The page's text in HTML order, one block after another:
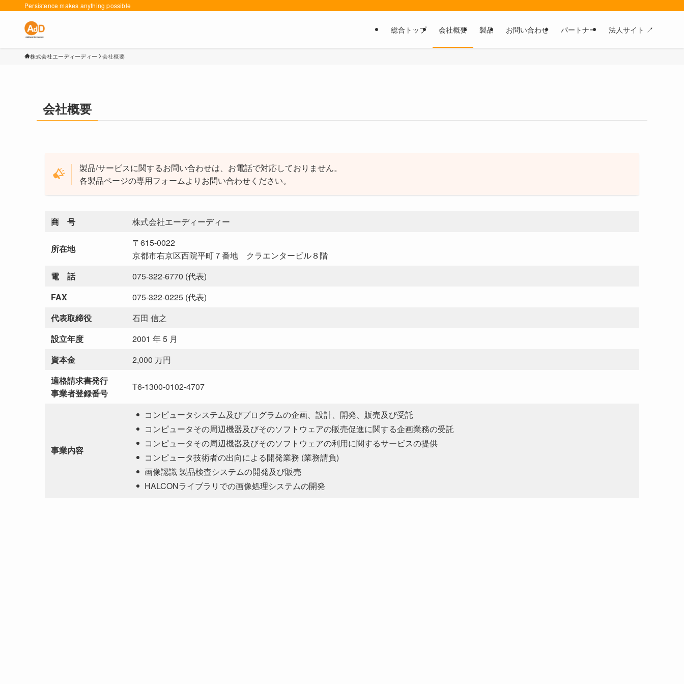
Persistence makes anything possible
総合トップ 会社概要 製品 お問い合わせ パートナー 法人サイト ↗
株式会社エーディーディー 会社概要
会社概要
製品/サービスに関するお問い合わせは、お電話で対応しておりません。
各製品ページの専用フォームよりお問い合わせください。
商 号 株式会社エーディーディー
所在地
〒615-0022
京都市右京区西院平町７番地 クラエンタービル８階
電 話
075-322-6770 (代表)
FAX
075-322-0225 (代表)
代表取締役
石田 信之
設立年度
2001 年 5 月
資本金
2,000 万円
適格請求書発行
事業者登録番号
T6-1300-0102-4707
事業内容
コンピュータシステム及びプログラムの企画、設計、開発、販売及び受託
コンピュータその周辺機器及びそのソフトウェアの販売促進に関する企画業務の受託
コンピュータその周辺機器及びそのソフトウェアの利用に関するサービスの提供
コンピュータ技術者の出向による開発業務 (業務請負)
画像認識 製品検査システムの開発及び販売
HALCONライブラリでの画像処理システムの開発